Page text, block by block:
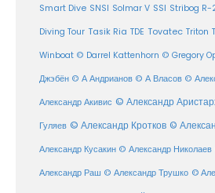
Smart Dive SNSI Solmar V SSI Stribog R-
Diving Tour Tasik Ria TDE Tovatec Triton
Winboat © Darrel Kattenhorn © Gregory
Джэбён © А Андрианов © А Власов ©
Александр Акивис © Александр
Гуляев © Александр Кротков ©
Александр Кусакин © Александр Николаев
Александр Раш © Александр Трушко ©